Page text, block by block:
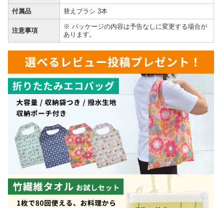
付属品 替えブラシ 3本
注意事項
※ パッケージの内容は予告なしに変更する場合が
あります。